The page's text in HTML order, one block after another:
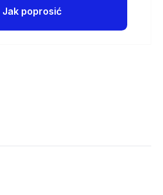
Jak poprosić